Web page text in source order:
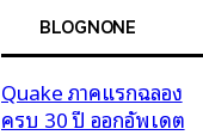
BLOGNONE
Quake ภาคแรกฉลอง
ครบ 30 ปี ออกอัพเดต